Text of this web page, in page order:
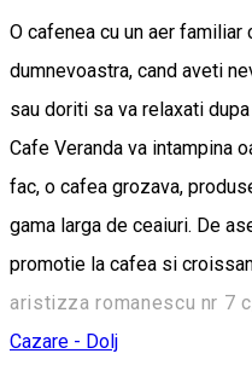
O cafenea cu un aer
dumnevoastra, cand aveti
sau doriti sa va relaxati
Cafe Veranda va intampina
fac, o cafea grozava,
gama larga de ceaiuri. De
promotie la cafea si
aristizza romanescu nr 7
Cazare - Dolj